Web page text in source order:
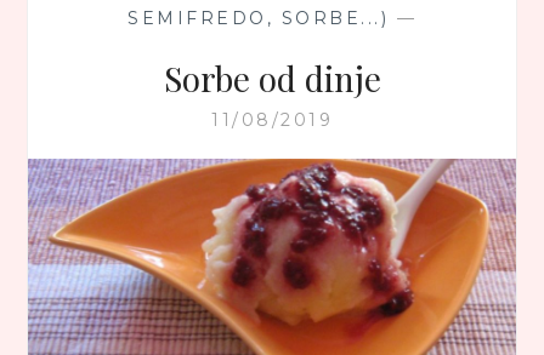
SEMIFREDO, SORBE...) —
Sorbe od dinje
11/08/2019